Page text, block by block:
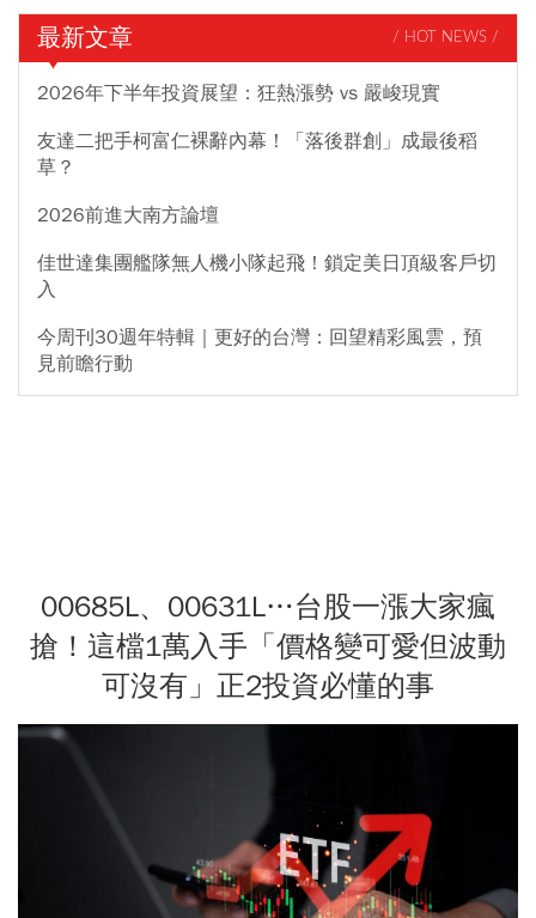
最新文章 / HOT NEWS /
2026年下半年投資展望：狂熱漲勢 vs 嚴峻現實
友達二把手柯富仁裸辭內幕！「落後群創」成最後稻
草？
2026前進大南方論壇
佳世達集團艦隊無人機小隊起飛！鎖定美日頂級客戶切
入
今周刊30週年特輯｜更好的台灣：回望精彩風雲，預
見前瞻行動
00685L、00631L…台股一漲大家瘋
搶！這檔1萬入手「價格變可愛但波動
可沒有」正2投資必懂的事